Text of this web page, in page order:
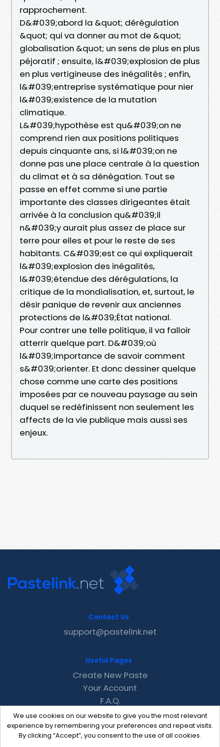
rapprochement.
D&#039;abord la &quot; dérégulation
&quot; qui va donner au mot de &quot;
globalisation &quot; un sens de plus en plus
péjoratif ; ensuite, l&#039;explosion de plus
en plus vertigineuse des inégalités ; enfin,
l&#039;entreprise systématique pour nier
l&#039;existence de la mutation
climatique.
L&#039;hypothèse est qu&#039;on ne
comprend rien aux positions politiques
depuis cinquante ans, si l&#039;on ne
donne pas une place centrale à la question
du climat et à sa dénégation. Tout se
passe en effet comme si une partie
importante des classes dirigeantes était
arrivée à la conclusion qu&#039;il
n&#039;y aurait plus assez de place sur
terre pour elles et pour le reste de ses
habitants. C&#039;est ce qui expliquerait
l&#039;explosion des inégalités,
l&#039;étendue des dérégulations, la
critique de la mondialisation, et, surtout, le
désir panique de revenir aux anciennes
protections de l&#039;État national.
Pour contrer une telle politique, il va falloir
atterrir quelque part. D&#039;où
l&#039;importance de savoir comment
s&#039;orienter. Et donc dessiner quelque
chose comme une carte des positions
imposées par ce nouveau paysage au sein
duquel se redéfinissent non seulement les
affects de la vie publique mais aussi ses
enjeux.
We use cookies on our website to give you the most relevant
experience by remembering your preferences and repeat visits.
By clicking “Accept”, you consent to the use of all cookies.
Contact Us
support@pastelink.net
Useful Pages
Create New Paste
Your Account
F.A.Q.
Recent
Contact